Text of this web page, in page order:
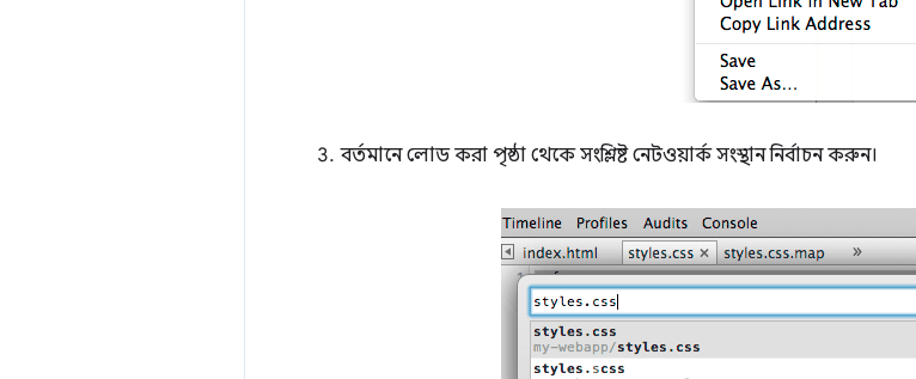
বর্তমানে লোড করা পৃষ্ঠা থেকে সংশ্লিষ্ট নেটওয়ার্ক সংস্থান নির্বাচন করুন।